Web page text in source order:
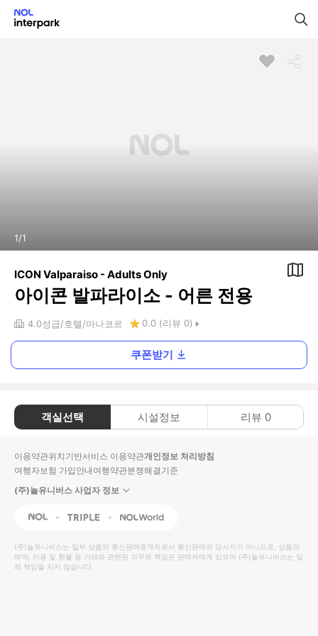
1/1
ICON Valparaiso - Adults Only
아이콘 발파라이소 - 어른 전용
4.0성급 호텔 마나코르 0.0 (리뷰 0)
쿠폰받기
객실선택 시설정보 리뷰 0
이용약관위치기반서비스 이용약관개인정보 처리방침
여행자보험 가입안내여행약관분쟁해결기준
(주)놀유니버스 사업자 정보
NOL Triple Interpark Global
(주)놀유니버스는 일부 상품의 통신판매중개자로서 통신판매의 당사자가 아니므로, 상품의
예약, 이용 및 환불 등 거래와 관련된 의무와 책임은 판매자에게 있으며 (주)놀유니버스는 일
체 책임을 지지 않습니다.